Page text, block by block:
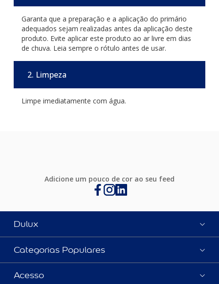
Garanta que a preparação e a aplicação do primário
adequados sejam realizadas antes da aplicação deste
produto. Evite aplicar este produto ao ar livre em dias
de chuva. Leia sempre o rótulo antes de usar.
2. Limpeza
Limpe imediatamente com água.
Adicione um pouco de cor ao seu feed
Dulux
Categorias Populares
Acesso